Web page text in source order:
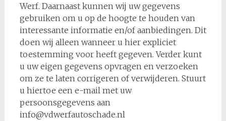
Werf. Daarnaast kunnen wij uw gegevens
gebruiken om u op de hoogte te houden van
interessante informatie en/of aanbiedingen. Dit
doen wij alleen wanneer u hier expliciet
toestemming voor heeft gegeven. Verder kunt
u uw eigen gegevens opvragen en verzoeken
om ze te laten corrigeren of verwijderen. Stuurt
u hiertoe een e-mail met uw
persoonsgegevens aan
info@vdwerfautoschade.nl